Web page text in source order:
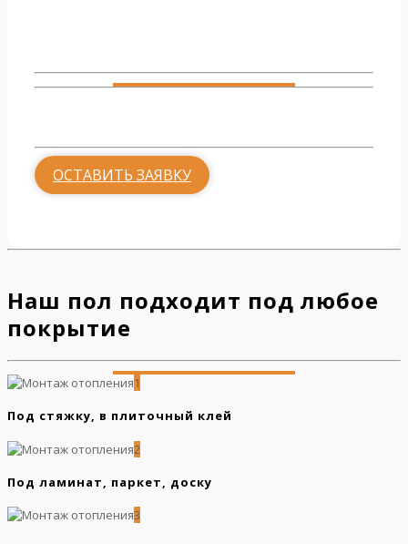
ОСТАВИТЬ ЗАЯВКУ
Наш пол подходит под любое
покрытие
1
Под стяжку, в плиточный клей
2
Под ламинат, паркет, доску
3